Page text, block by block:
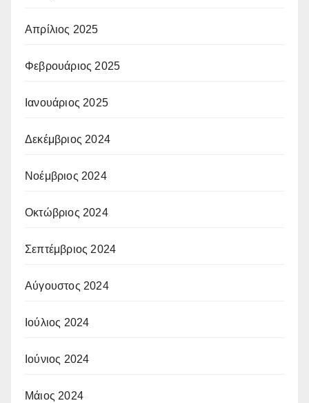
Απρίλιος 2025
Φεβρουάριος 2025
Ιανουάριος 2025
Δεκέμβριος 2024
Νοέμβριος 2024
Οκτώβριος 2024
Σεπτέμβριος 2024
Αύγουστος 2024
Ιούλιος 2024
Ιούνιος 2024
Μάιος 2024